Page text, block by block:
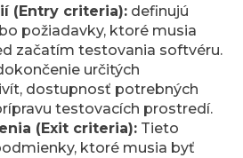
(Entry criteria): definujú
požiadavky, ktoré musia
začatím testovania softvéru.
určitých
dostupnosť potrebných
testovacích prostredí.
(Exit criteria): Tieto
ktoré musia byť